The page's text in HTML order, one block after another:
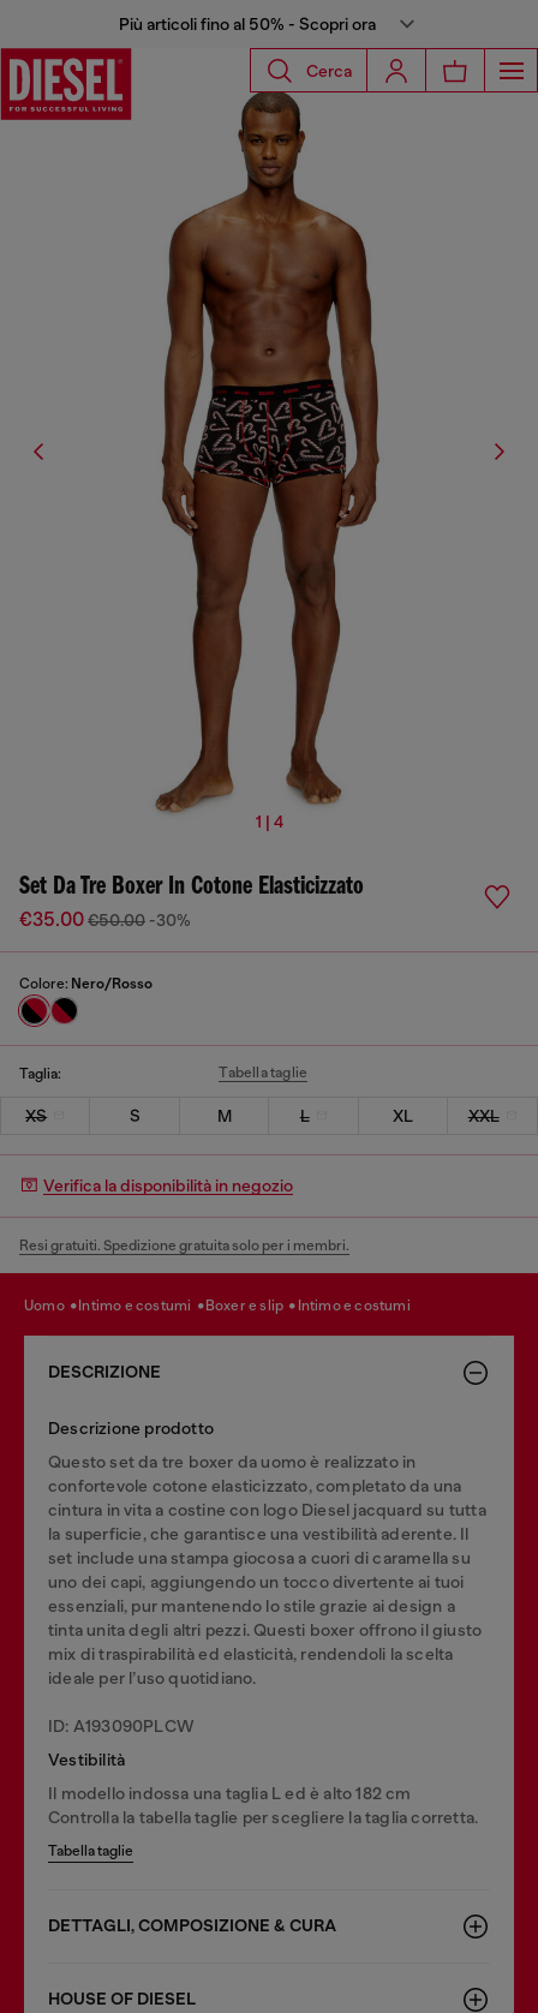
Più articoli fino al 50% - Scopri ora
Cerca
1 | 4
Set Da Tre Boxer In Cotone Elasticizzato
€35.00€50.00 -30%
Colore: Nero/Rosso
Taglia: Tabella taglie
XS S M L XL XXL
Verifica la disponibilità in negozio
Resi gratuiti. Spedizione gratuita solo per i membri.
uomo intimo e costumi boxer e slip intimo e costumi
DESCRIZIONE
Descrizione prodotto
Questo set da tre boxer da uomo è realizzato in
confortevole cotone elasticizzato, completato da una
cintura in vita a costine con logo Diesel jacquard su tutta
la superficie, che garantisce una vestibilità aderente. Il
set include una stampa giocosa a cuori di caramella su
uno dei capi, aggiungendo un tocco divertente ai tuoi
essenziali, pur mantenendo lo stile grazie ai design a
tinta unita degli altri pezzi. Questi boxer offrono il giusto
mix di traspirabilità ed elasticità, rendendoli la scelta
ideale per l’uso quotidiano.
ID: A193090PLCW
Vestibilità
Il modello indossa una taglia L ed è alto 182 cm
Controlla la tabella taglie per scegliere la taglia corretta.
Tabella taglie
DETTAGLI, COMPOSIZIONE & CURA
HOUSE OF DIESEL